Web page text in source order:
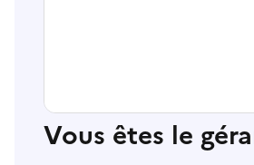
Vous êtes le